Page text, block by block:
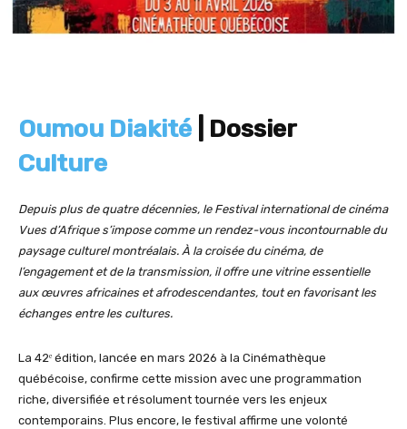
Oumou Diakité
| Dossier
Culture
Depuis plus de quatre décennies, le Festival international de cinéma
Vues d’Afrique s’impose comme un rendez-vous incontournable du
paysage culturel montréalais. À la croisée du cinéma, de
l’engagement et de la transmission, il offre une vitrine essentielle
aux œuvres africaines et afrodescendantes, tout en favorisant les
échanges entre les cultures.
La 42ᵉ édition, lancée en mars 2026 à la Cinémathèque
québécoise, confirme cette mission avec une programmation
riche, diversifiée et résolument tournée vers les enjeux
contemporains. Plus encore, le festival affirme une volonté